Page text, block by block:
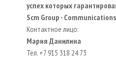
успех которых
Scm Group - Communications
Контактное лицо:
Мария Данилина
Тел. +7 915 318 24 73